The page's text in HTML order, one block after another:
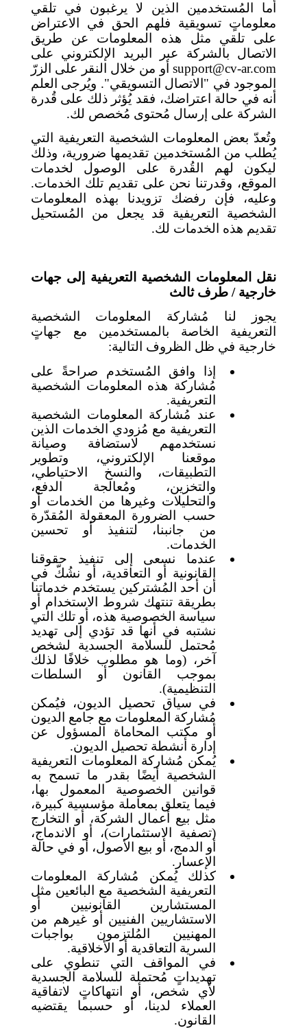
أما المُستخدمين الذين لا يرغبون في تلقي
معلوماتٍ تسويقية فلهم الحق في الاعتراض
على تلقي مثل هذه المعلومات عن طريق
الاتصال بالشركة عبر البريد الإلكتروني على
support@cv-ar.com أو من خلال النقر على الزرّ
الموجود في "الاتصال التسويقي". ويُرجى العلم
أنه في حالة اعتراضك، فقد يُؤثر ذلك على قُدرة
الشركة على إرسال مُحتوى مُخصص لك.
وتُعدّ بعض المعلومات الشخصية التعريفية التي
يُطلب من المُستخدمين تقديمها ضرورية، وذلك
ليكون لهم القُدرة على الوصول لخدمات
الموقع، وقدرتنا نحن على تقديم تلك الخدمات.
وعليه، فإن رفضك تزويدنا بهذه المعلومات
الشخصية التعريفية قد يجعل من المُستحيل
تقديم هذه الخدمات لك.
نقل المعلومات الشخصية التعريفية إلى جهات
خارجية / طرف ثالث
يجوز لنا مُشاركة المعلومات الشخصية
التعريفية الخاصة بالمستخدمين مع جهاتٍ
خارجية في ظل الظروف التالية:
إذا وافق المُستخدم صراحةً على
مُشاركة هذه المعلومات الشخصية
التعريفية.
عند مُشاركة المعلومات الشخصية
التعريفية مع مُزودي الخدمات الذين
نستخدمهم لاستضافة وصيانة
موقعنا الإلكتروني، وتطوير
التطبيقات، والنسخ الاحتياطي،
والتخزين، ومُعالجة الدفع،
والتحليلات وغيرها من الخدمات أو
حسب الضرورة المعقولة المُقدّرة
من جانبنا، لتنفيذ أو تحسين
الخدمات.
عندما نسعى إلى تنفيذ حقوقنا
القانونية أو التعاقدية، أو نشُكّ في
أن أحد المُشتركين يستخدم خدماتنا
بطريقة تنتهك شروط الاستخدام أو
سياسة الخصوصية هذه، أو تلك التي
نشتبه في أنها قد تؤدي إلى تهديد
مُحتمل للسلامة الجسدية لشخص
آخر، (وما هو مطلوب خلافًا لذلك
بموجب القانون أو السلطات
التنظيمية).
في سياق تحصيل الديون، فيُمكن
مُشاركة المعلومات مع جامع الديون
أو مكتب المحاماة المسؤول عن
إدارة أنشطة تحصيل الديون.
يُمكن مُشاركة المعلومات التعريفية
الشخصية أيضًا بقدر ما تسمح به
قوانين الخصوصية المعمول بها،
فيما يتعلق بمعاملة مؤسسية كبيرة،
مثل بيع أعمال الشركة، أو التخارج
(تصفية الاستثمارات)، أو الاندماج،
أو الدمج، أو بيع الأصول، أو في حالة
الإعسار.
كذلك يُمكن مُشاركة المعلومات
التعريفية الشخصية مع البائعين مثل
المستشارين القانونيين أو
الاستشاريين الفنيين أو غيرهم من
المهنيين المُلتزمون بواجبات
السرية التعاقدية أو الأخلاقية.
في المواقف التي تنطوي على
تهديداتٍ مُحتملة للسلامة الجسدية
لأي شخص، أو انتهاكاتٍ لاتفاقية
العملاء لدينا، أو حسبما يقتضيه
القانون.